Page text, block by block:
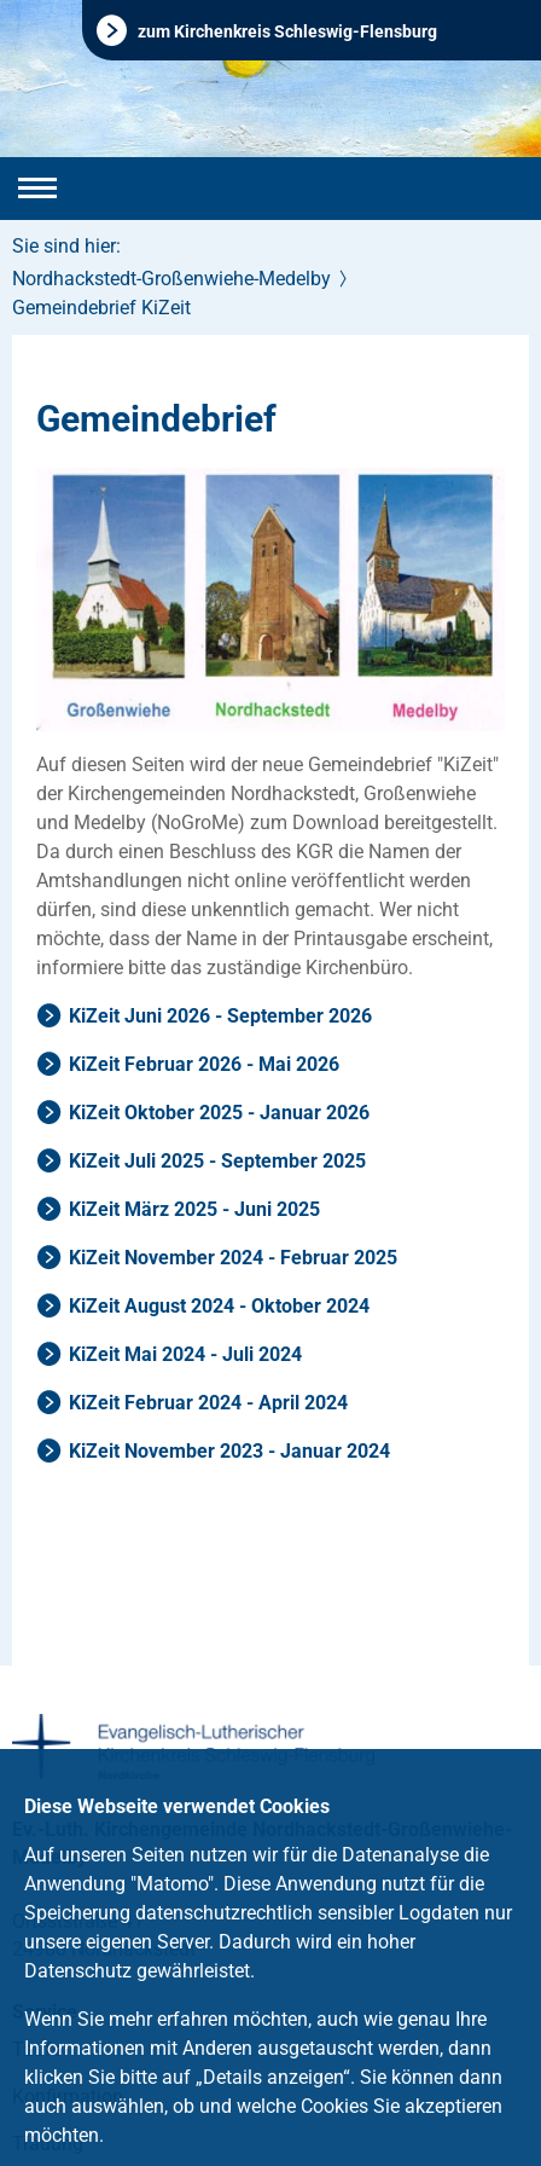
zum Kirchenkreis Schleswig-Flensburg
Sie sind hier:
Nordhackstedt-Großenwiehe-Medelby
Gemeindebrief KiZeit
Gemeindebrief
Auf diesen Seiten wird der neue Gemeindebrief "KiZeit"
der Kirchengemeinden Nordhackstedt, Großenwiehe
und Medelby (NoGroMe) zum Download bereitgestellt.
Da durch einen Beschluss des KGR die Namen der
Amtshandlungen nicht online veröffentlicht werden
dürfen, sind diese unkenntlich gemacht. Wer nicht
möchte, dass der Name in der Printausgabe erscheint,
informiere bitte das zuständige Kirchenbüro.
KiZeit Juni 2026 - September 2026
KiZeit Februar 2026 - Mai 2026
KiZeit Oktober 2025 - Januar 2026
KiZeit Juli 2025 - September 2025
KiZeit März 2025 - Juni 2025
KiZeit November 2024 - Februar 2025
KiZeit August 2024 - Oktober 2024
KiZeit Mai 2024 - Juli 2024
KiZeit Februar 2024 - April 2024
KiZeit November 2023 - Januar 2024
Medelby
Ortsststraße 41
24980 Nordhackstedt
Service
Taufe
Konfirmation
Trauung
Diese Webseite verwendet Cookies
Auf unseren Seiten nutzen wir für die Datenanalyse die
Anwendung "Matomo". Diese Anwendung nutzt für die
Speicherung datenschutzrechtlich sensibler Logdaten nur
unsere eigenen Server. Dadurch wird ein hoher
Datenschutz gewährleistet.
Wenn Sie mehr erfahren möchten, auch wie genau Ihre
Informationen mit Anderen ausgetauscht werden, dann
klicken Sie bitte auf „Details anzeigen“. Sie können dann
auch auswählen, ob und welche Cookies Sie akzeptieren
möchten.